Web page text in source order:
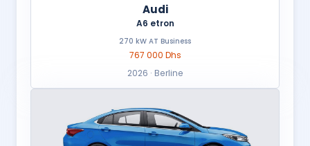
Audi
A6 etron
270 kW AT Business
767 000 Dhs
2026 · Berline